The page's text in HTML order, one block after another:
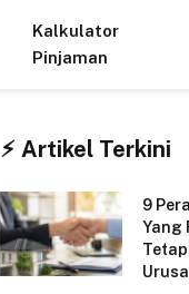
Kalkulator
Pinjaman
⚡︎ Artikel Terkini
9
Yang